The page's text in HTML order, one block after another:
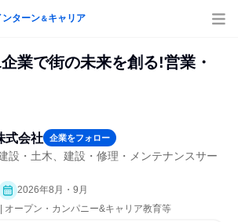
ンターン＆キャリア
業で街の未来を創る!営業・
式会社 企業をフォロー
設・土木、建設・修理・メンテナンスサー
2026年8月・9月
オープン・カンパニー&キャリア教育等